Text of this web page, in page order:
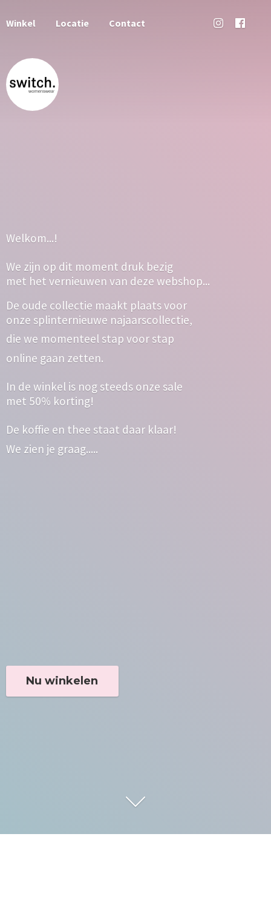
Winkel Locatie Contact
Welkom...!
We zijn op dit moment druk bezig
met het vernieuwen van deze webshop...
De oude collectie maakt plaats voor
onze splinternieuwe najaarscollectie,
die we momenteel stap voor stap
online gaan zetten.
In de winkel is nog steeds onze sale
met 50% korting!
De koffie en thee staat daar klaar!
We zien je graag.....
Nu winkelen